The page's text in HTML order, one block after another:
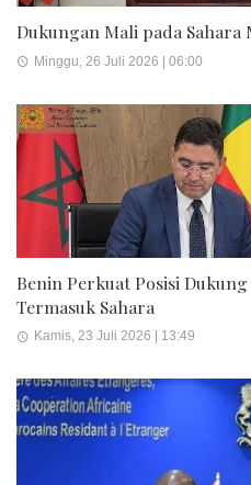
Dukungan Mali pada
Minggu, 26 Juli 2026 | 06:00
Benin Perkuat Posisi
Termasuk Sahara
Kamis, 23 Juli 2026 | 13:49